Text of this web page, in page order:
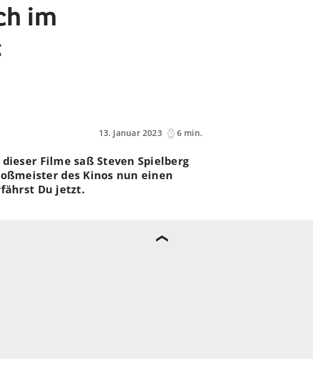
im
13. Januar 2023
6 min.
dieser Filme saß Steven Spielberg
des Kinos nun einen
Du jetzt.